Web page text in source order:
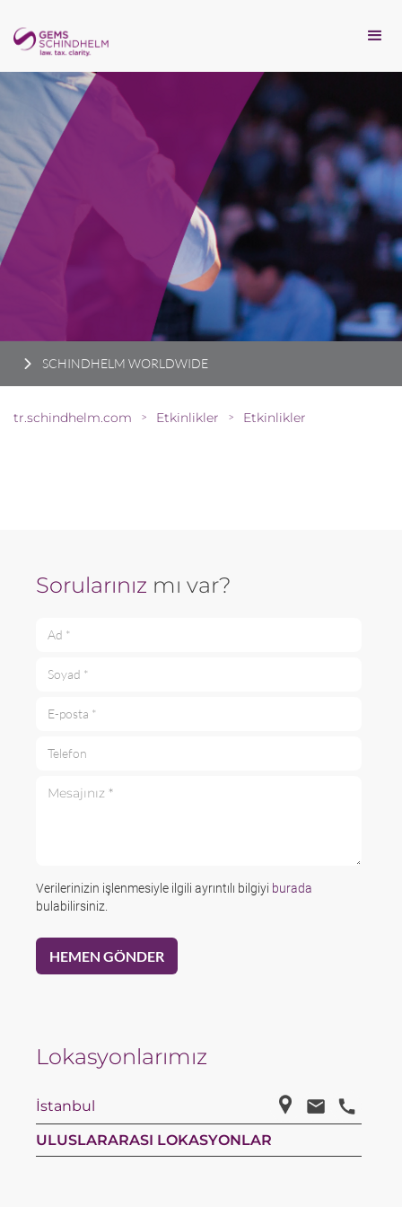
SCHINDHELM WORLDWIDE
tr.schindhelm.com > Etkinlikler > Etkinlikler
Sorularınız mı var?
Verilerinizin işlenmesiyle ilgili ayrıntılı bilgiyi burada
bulabilirsiniz.
Lokasyonlarımız
İstanbul
ULUSLARARASI LOKASYONLAR